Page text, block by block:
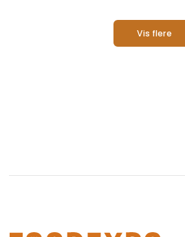
Vis flere